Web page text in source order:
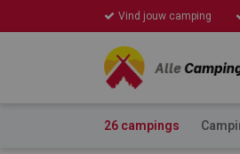
Vind jouw camping
26 campings